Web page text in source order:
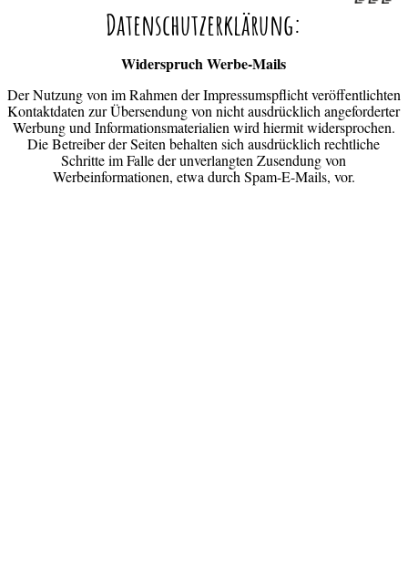
Datenschutzerklärung:
Widerspruch Werbe-Mails
Der Nutzung von im Rahmen der Impressumspflicht veröffentlichten
Kontaktdaten zur Übersendung von nicht ausdrücklich angeforderter
Werbung und Informationsmaterialien wird hiermit widersprochen.
Die Betreiber der Seiten behalten sich ausdrücklich rechtliche
Schritte im Falle der unverlangten Zusendung von
Werbeinformationen, etwa durch Spam-E-Mails, vor.